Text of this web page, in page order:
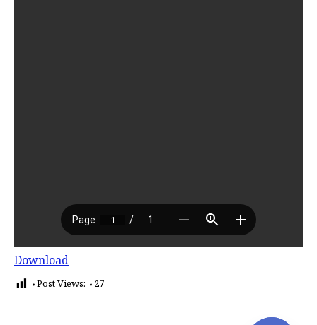
Download
Post Views: 27